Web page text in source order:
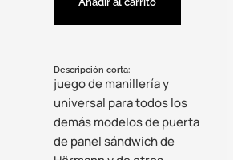
Descripción corta:
juego de manillería y
universal para todos los
demás modelos de puerta
de panel sándwich de